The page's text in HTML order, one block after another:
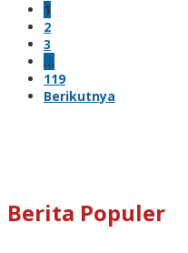
1
2
3
…
119
Berikutnya
Berita Populer